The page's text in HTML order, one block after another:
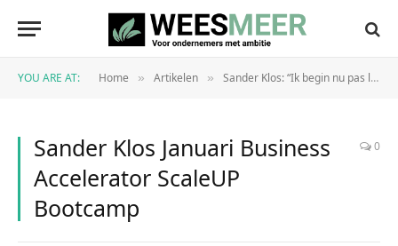
YOU ARE AT: Home » Artikelen » Sander Klos: “Ik begin nu pas lekker warm te draaien”
Sander Klos Januari Business
Accelerator ScaleUP
Bootcamp
0